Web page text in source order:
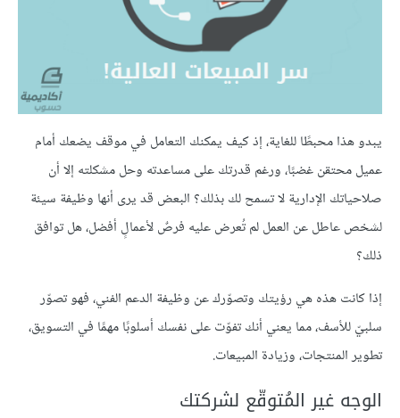
يبدوهذامحبطًاللغاية،إذكيف يمكنك التعامل فيموقف يضعك أمام
عميلمحتقنغضبًا،ورغم قدرتكعلىمساعدته وحلمشكلته إلاأن
صلاحياتك الإداريةلاتسمحلكبذلك؟ البعض قديرى أنها وظيفة سيئة
لشخص عاطلعن العمللمتُعرضعليه فرصٌلأعمالٍ أفضل،هلتوافق
ذلك؟
إذاكانتهذههي رؤيتك وتصوّركعن وظيفة الدعم الفني،فهوتصوّر
سلبيّللأسف،مما يعني أنكتفوّتعلىنفسك أسلوبًامهمًا في التسويق،
تطويرالمنتجات،وزيادة المبيعات.
الوجه غير المُتوقّع لشركتك